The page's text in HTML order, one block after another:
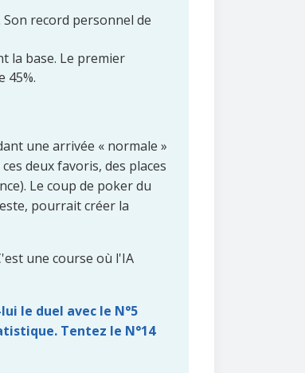
record personnel de
la base. Le premier
45%.
une arrivée « normale »
deux favoris, des places
Le coup de poker du
pourrait créer la
une course où l'IA
le duel avec le N°5
Tentez le N°14